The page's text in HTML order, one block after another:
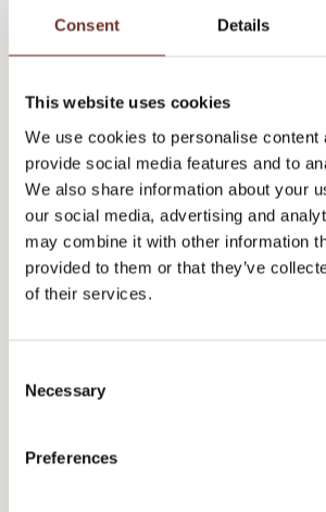
Consent Details
This website uses cookies
We use cookies to personalise content
provide social media features and to
We also share information about your
our social media, advertising and
may combine it with other information
provided to them or that they’ve
of their services.
Necessary
Preferences
og kan læne dig roligt tilbage.
sker der ikke mere, når først du
En bedre model er at dykke ned
tiltag, der virker, og de tiltag,
Måling er ikke et mål i sig selv.
skal gøre jer i stand til at
kommunikation og gøre den
Fejl nummer 5: Lad stå til
Pyh, det er noget komplekst
effektmåling. Og du har jo
messemateriale og et par
der skal være klar. Så måske